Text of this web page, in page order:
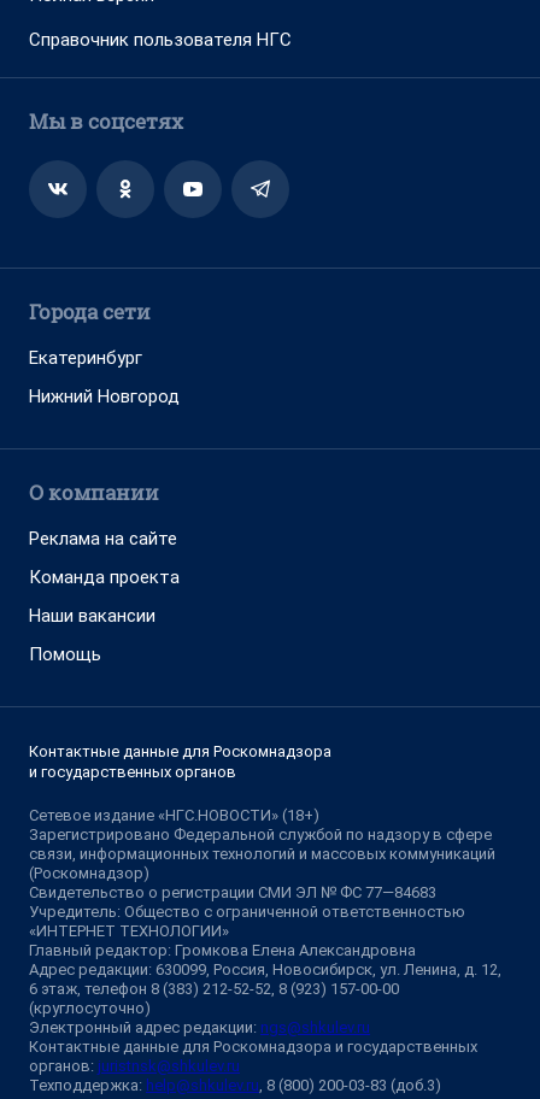
Справочник пользователя НГС
Мы в соцсетях
Города сети
Екатеринбург
Нижний Новгород
О компании
Реклама на сайте
Команда проекта
Наши вакансии
Помощь
Контактные данные для Роскомнадзора
и государственных органов
Сетевое издание «НГС.НОВОСТИ» (18+)
Зарегистрировано Федеральной службой по надзору в сфере
связи, информационных технологий и массовых коммуникаций
(Роскомнадзор)
Свидетельство о регистрации СМИ ЭЛ № ФС 77—84683
Учредитель: Общество с ограниченной ответственностью
«ИНТЕРНЕТ ТЕХНОЛОГИИ»
Главный редактор: Громкова Елена Александровна
Адрес редакции: 630099, Россия, Новосибирск, ул. Ленина, д. 12,
6 этаж, телефон 8 (383) 212-52-52, 8 (923) 157-00-00
(круглосуточно)
Электронный адрес редакции: ngs@shkulev.ru
Контактные данные для Роскомнадзора и государственных
органов: juristnsk@shkulev.ru
Техподдержка: help@shkulev.ru, 8 (800) 200-03-83 (доб.3)